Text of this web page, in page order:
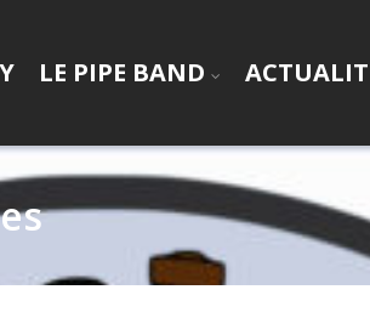
LE PIPE BAND